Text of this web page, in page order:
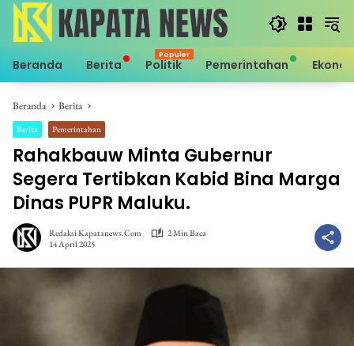
Langsung
konten
Beranda Berita Politik Pemerintahan
Beranda Berita
Berita Pemerintahan
Rahakbauw Minta Gubernur
Segera Tertibkan Kabid Bina Marga
Dinas PUPR Maluku.
Redaksi Kapatanews.com
2 Min Baca
14 April 2025